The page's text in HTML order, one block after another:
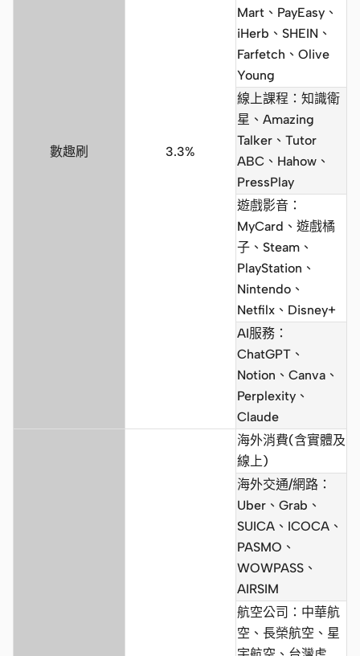
數趣刷 3.3%
Mart、PayEasy、
iHerb、SHEIN、
Farfetch、Olive
Young
線上課程：知識衛
星、Amazing
Talker、Tutor
ABC、Hahow、
PressPlay
遊戲影音：
MyCard、遊戲橘
子、Steam、
PlayStation、
Nintendo、
Netfilx、Disney+
AI服務：
ChatGPT、
Notion、Canva、
Perplexity、
Claude
海外消費(含實體及
線上)
海外交通/網路：
Uber、Grab、
SUICA、ICOCA、
PASMO、
WOWPASS、
AIRSIM
航空公司：中華航
空、長榮航空、星